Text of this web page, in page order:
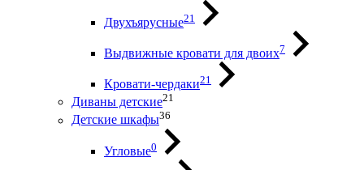
Двухъярусные21
Выдвижные кровати для двоих7
Кровати-чердаки21
Диваны детские21
Детские шкафы36
Угловые0